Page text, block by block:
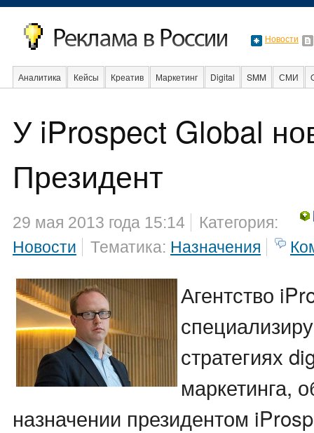
Новости
Аналитика Кейсы Креатив Маркетинг Digital SMM СМИ
У iProspect Global
Президент
29 мая 2013 года 15:14
Категория:
Новости
Тематика: Назначения
Агентство
стратегиях
маркетинга,
назначении президентом